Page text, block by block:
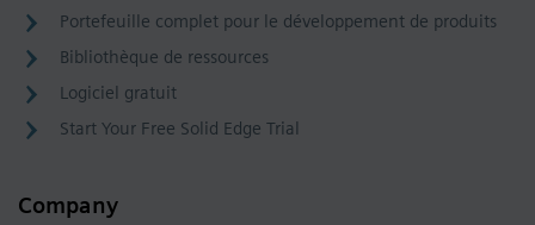
Portefeuille complet pour le développement de produits
Bibliothèque de ressources
Logiciel gratuit
Start Your Free Solid Edge Trial
Company